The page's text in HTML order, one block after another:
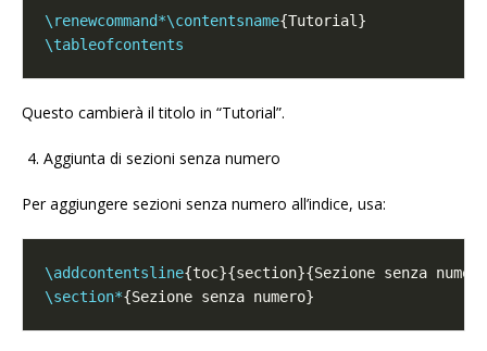
\renewcommand*\contentsname
\tableofcontents
Questo cambierà il titolo in “Tutorial”.
Aggiunta di sezioni senza numero
Per aggiungere sezioni senza numero all’indice, usa:
\addcontentsline
\section*